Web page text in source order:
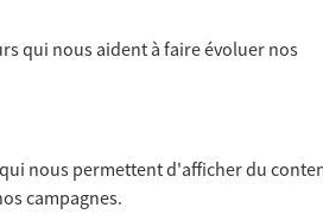
qui nous aident à faire évoluer nos
nous permettent d'afficher du
campagnes.